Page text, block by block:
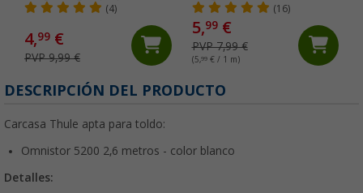
(4)
4,99 €
PVP 9,99 €
(16)
5,99€
PVP 7,99 €
(5,99€ / 1 m)
DESCRIPCIÓN DEL PRODUCTO
Carcasa Thule apta para toldo:
Omnistor 5200 2,6 metros - color blanco
Detalles: